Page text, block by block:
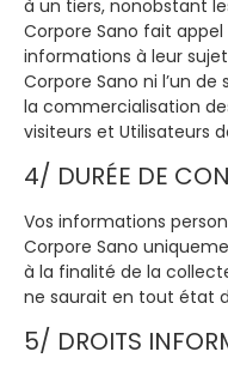
à un tiers, nonobstant
Corpore Sano fait
informations à leur
Corpore Sano ni l’un
la commercialisation
visiteurs et Utilisateurs
4/ DURÉE DE
Vos informations
Corpore Sano
à la finalité de la
ne saurait en tout état
5/ DROITS